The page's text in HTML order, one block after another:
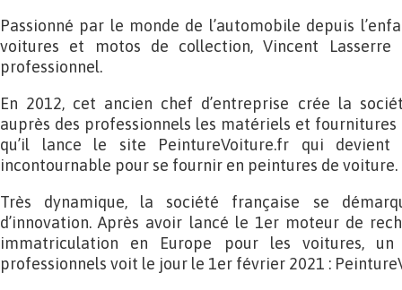
Passionné par le monde de l’automobile depuis
voitures et motos de collection, Vincent
professionnel.
En 2012, cet ancien chef d’entreprise crée la
auprès des professionnels les matériels et fournitures
qu’il lance le site PeintureVoiture.fr qui
incontournable pour se fournir en peintures de voiture.
Très dynamique, la société française se
d’innovation. Après avoir lancé le 1er moteur de
immatriculation en Europe pour les voitures,
professionnels voit le jour le 1er février 2021 :